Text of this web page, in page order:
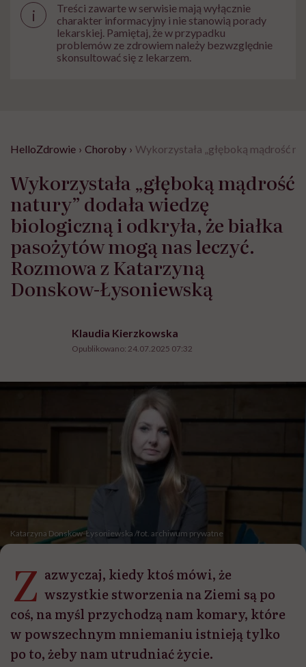
i
Treści zawarte w serwisie mają wyłącznie
charakter informacyjny i nie stanowią porady
lekarskiej. Pamiętaj, że w przypadku
problemów ze zdrowiem należy bezwzględnie
skonsultować się z lekarzem.
HelloZdrowie › Choroby › Wykorzystała „głęboką mądrość
Wykorzystała „głęboką mądrość
natury” dodała wiedzę
biologiczną i odkryła, że białka
pasożytów mogą nas leczyć.
Rozmowa z Katarzyną
Donskow-Łysoniewską
Klaudia Kierzkowska
Opublikowano: 24.07.2025 07:32
Katarzyna Donskow-Łysoniewska /fot. archiwum prywatne
Z azwyczaj, kiedy ktoś mówi, że
wszystkie stworzenia na Ziemi są po
coś, na myśl przychodzą nam komary, które
w powszechnym mniemaniu istnieją tylko
po to, żeby nam utrudniać życie.